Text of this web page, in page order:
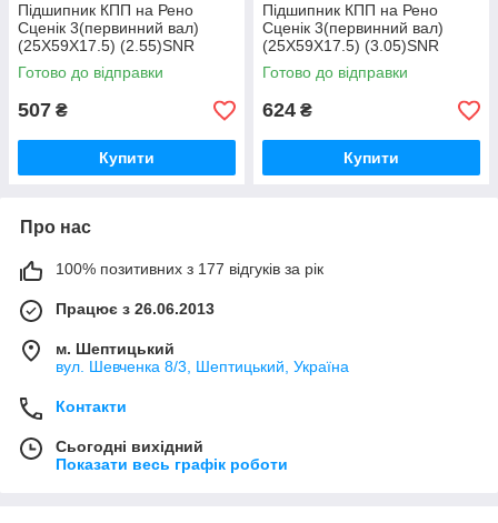
Підшипник КПП на Рено
Сценік 3(первинний вал)
(25X59X17.5) (2.55)SNR
(Франція) - AB41386
Готово до відправки
507 ₴
Купити
Підшипник КПП на Рено
Сценік 3(первинний вал)
(25X59X17.5) (3.05)SNR
(Франція) - AB41376YS04
Готово до відправки
624 ₴
Купити
Про нас
100% позитивних з 177 відгуків за рік
Працює з 26.06.2013
м. Шептицький
вул. Шевченка 8/3, Шептицький, Україна
Контакти
Сьогодні вихідний
Показати весь графік роботи